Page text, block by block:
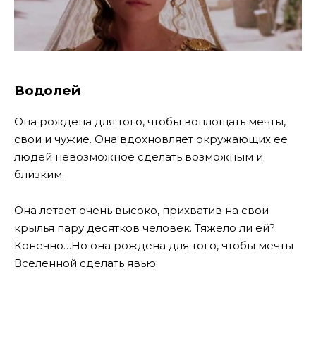
Водолей
Она рождена для того, чтобы воплощать мечты,
свои и чужие. Она вдохновляет окружающих ее
людей невозможное сделать возможным и
близким.
Она летает очень высоко, прихватив на свои
крылья пару десятков человек. Тяжело ли ей?
Конечно…Но она рождена для того, чтобы мечты
Вселенной сделать явью.